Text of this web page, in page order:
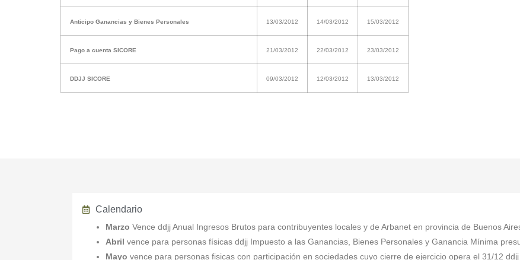
Anticipo Ganancias y Bienes Personales 13/03/2012 14/03/2012 15/03/2012
Pago a cuenta SICORE 21/03/2012 22/03/2012 23/03/2012
DDJJ SICORE 09/03/2012 12/03/2012 13/03/2012
Calendario
Marzo Vence ddjj Anual Ingresos Brutos para contribuyentes locales y de Arbanet en provincia de Buenos
Abril vence para personas físicas ddjj Impuesto a las Ganancias, Bienes Personales y Ganancia Mínima
Mayo vence para personas fisicas con participación en sociedades cuyo cierre de ejercicio opera el 31/12